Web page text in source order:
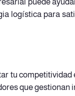
logística para
tu
que gestionan